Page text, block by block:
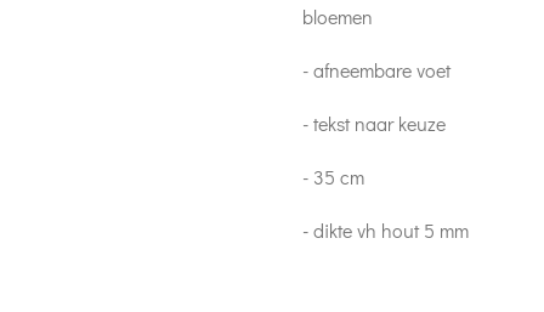
bloemen
- afneembare voet
- tekst naar keuze
- 35 cm
- dikte vh hout 5 mm